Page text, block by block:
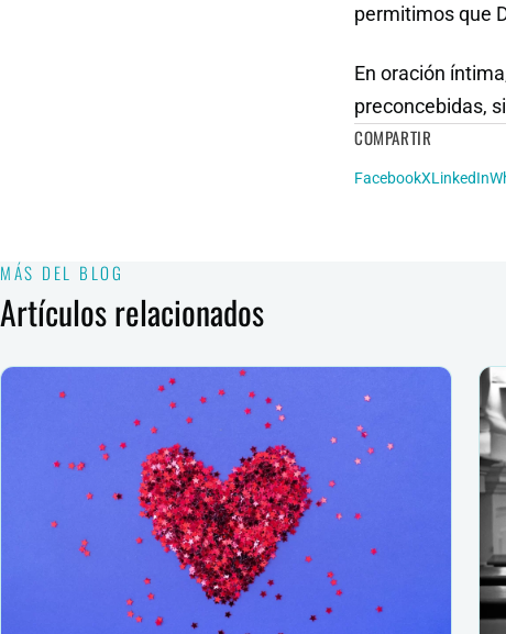
permitimos que
En oración
preconcebidas,
COMPARTIR
FacebookXLinkedIn
MÁS DEL BLOG
Artículos relacionados